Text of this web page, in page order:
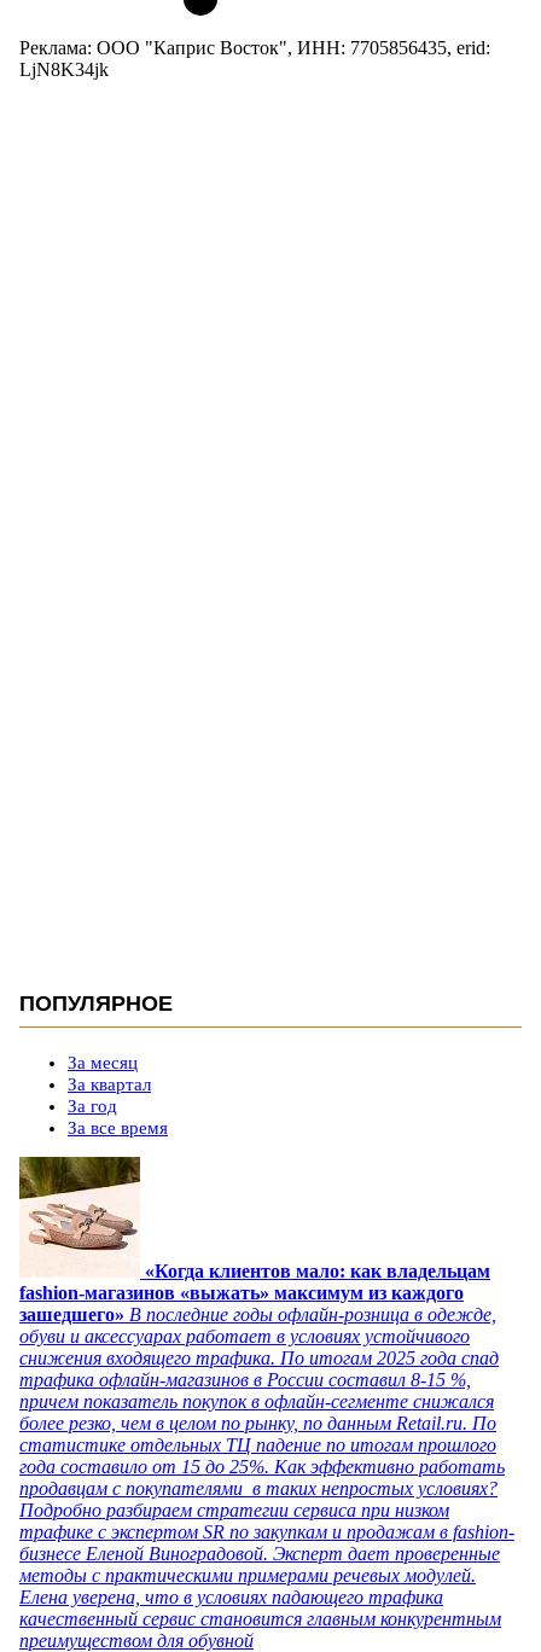
Реклама: ООО "Каприс Восток", ИНН: 7705856435, erid:
LjN8K34jk
ПОПУЛЯРНОЕ
За месяц
За квартал
За год
За все время
«Когда клиентов мало: как владельцам
fashion-магазинов «выжать» максимум из каждого
зашедшего» В последние годы офлайн-розница в одежде,
обуви и аксессуарах работает в условиях устойчивого
снижения входящего трафика. По итогам 2025 года спад
трафика офлайн-магазинов в России составил 8-15 %,
причем показатель покупок в офлайн-сегменте снижался
более резко, чем в целом по рынку, по данным Retail.ru. По
статистике отдельных ТЦ падение по итогам прошлого
года составило от 15 до 25%. Как эффективно работать
продавцам с покупателями в таких непростых условиях?
Подробно разбираем стратегии сервиса при низком
трафике с экспертом SR по закупкам и продажам в fashion-
бизнесе Еленой Виноградовой. Эксперт дает проверенные
методы с практическими примерами речевых модулей.
Елена уверена, что в условиях падающего трафика
качественный сервис становится главным конкурентным
преимуществом для обувной